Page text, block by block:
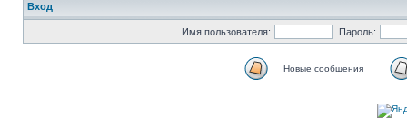
Вход
Имя пользователя: Пароль:
Новые сообщения